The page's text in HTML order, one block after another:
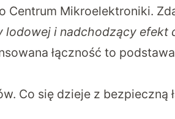
Centrum Mikroelektroniki.
lodowej i nadchodzący efekt
łączność to
Co się dzieje z bezpieczną